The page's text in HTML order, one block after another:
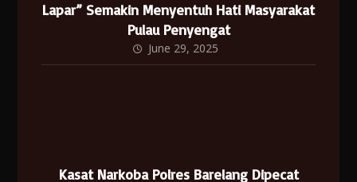
Lapar” Semakin Menyentuh Hati Masyarakat
Pulau Penyengat
June 29, 2025
Kasat Narkoba Polres Barelang Dipecat